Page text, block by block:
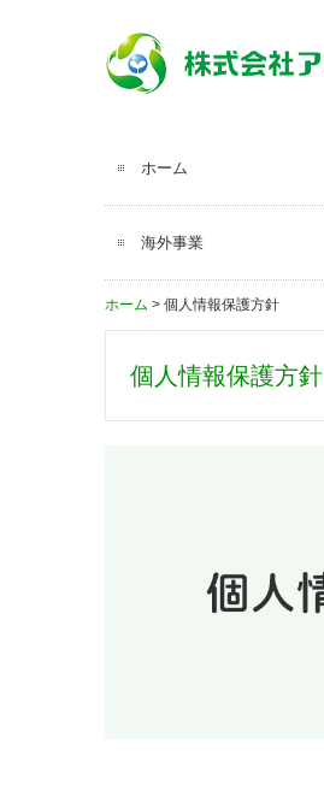
ホーム
海外事業
ホーム 個人情報保護方針
個人情報保護方針